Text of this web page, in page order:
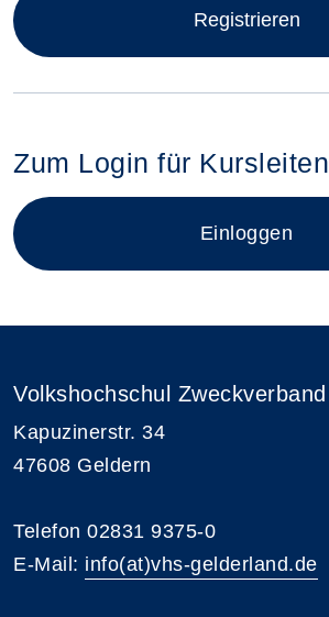
Registrieren
Zum Login für
Login für
Einloggen
Volkshochschul
Kapuzinerstr. 34
47608 Geldern
Telefon 02831 9375-0
E-Mail: info(at)vhs-gelderland.de